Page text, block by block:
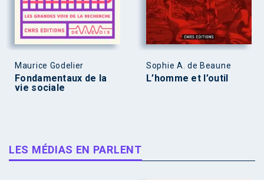
Maurice Godelier
Fondamentaux de la
vie sociale
Sophie A. de Beaune
L’homme et l’outil
LES MÉDIAS EN PARLENT